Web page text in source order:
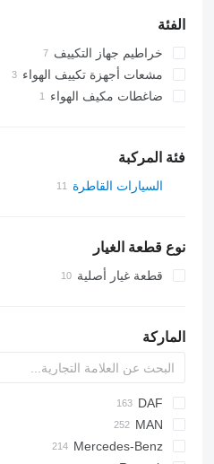
الفئة
خراطيم جهاز التكييف
مشعات أجهزة تكييف الهواء
ضاغطات مكيف الهواء
فئة المركبة
السيارات القاطرة
نوع قطعة الغيار
قطعة غيار أصلية
الماركة
DAF
CF
LF
S-Way
Stralis
MAN
Lion's series
Mercedes-Benz